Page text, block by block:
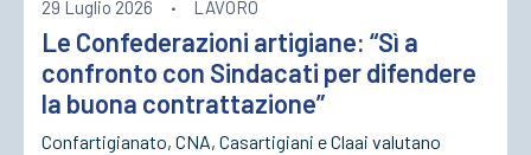
29 Luglio 2026 · LAVORO
Le Confederazioni artigiane: “Sì a
confronto con Sindacati per difendere
la buona contrattazione”
Confartigianato, CNA, Casartigiani e Claai valutano